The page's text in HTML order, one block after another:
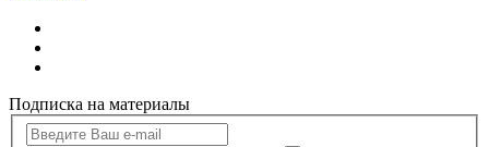
Подписка на материалы